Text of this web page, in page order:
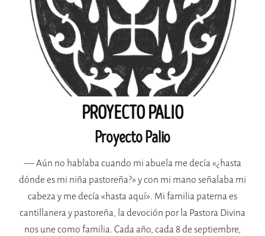
PROYECTO PALIO
Proyecto Palio
— Aún no hablaba cuando mi abuela me decía «¿hasta
dónde es mi niña pastoreña?» y con mi mano señalaba mi
cabeza y me decía «hasta aquí». Mi familia paterna es
cantillanera y pastoreña, la devoción por la Pastora Divina
nos une como familia. Cada año, cada 8 de septiembre,